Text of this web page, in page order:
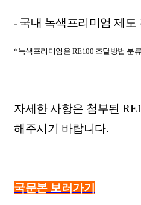
- 국내 녹색프리미엄 제
*녹색프리미엄은 RE100 조달방법 분
자세한 사항은 첨부된
해주시기 바랍니다.
국문본 보러가기